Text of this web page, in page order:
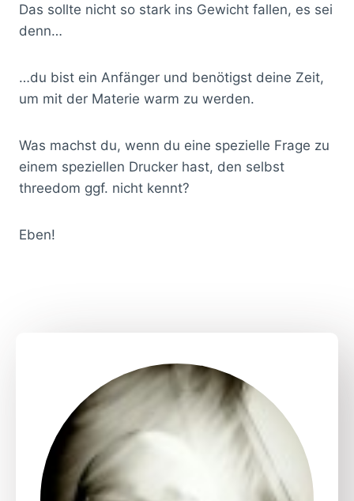
Das sollte nicht so stark ins Gewicht fallen, es sei
denn…
…du bist ein Anfänger und benötigst deine Zeit,
um mit der Materie warm zu werden.
Was machst du, wenn du eine spezielle Frage zu
einem speziellen Drucker hast, den selbst
threedom ggf. nicht kennt?
Eben!